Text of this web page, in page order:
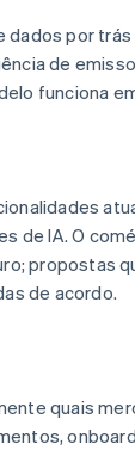
dados por
de
funciona
de IA. O
propostas
de acordo.
quais